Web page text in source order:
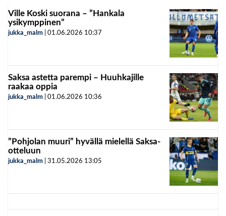
Ville Koski suorana – ”Hankala
ysikymppinen”
jukka_malm 01.06.2026 10:37
Saksa astetta parempi – Huuhkajille
raakaa oppia
jukka_malm 01.06.2026 10:36
”Pohjolan muuri” hyvällä mielellä Saksa-
otteluun
jukka_malm 31.05.2026 13:05